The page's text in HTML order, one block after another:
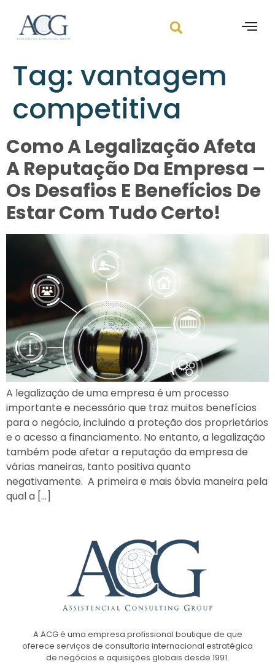
Tag: vantagem
competitiva
Como A Legalização Afeta
A Reputação Da Empresa –
Os Desafios E Benefícios De
Estar Com Tudo Certo!
A legalização de uma empresa é um processo
importante e necessário que traz muitos benefícios
para o negócio, incluindo a proteção dos proprietários
e o acesso a financiamento. No entanto, a legalização
também pode afetar a reputação da empresa de
várias maneiras, tanto positiva quanto
negativamente. A primeira e mais óbvia maneira pela
qual a […]
A ACG é uma empresa profissional boutique de que
oferece serviços de consultoria internacional estratégica
de negócios e aquisições globais desde 1991.